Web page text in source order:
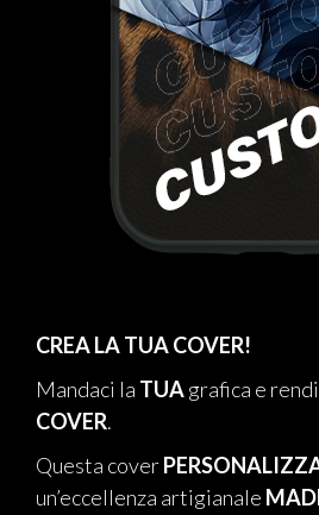
CREA LA TUA COVER!
Mandaci la TUAgrafica e
COVER.
Questa cover
un’eccellenza artigianale